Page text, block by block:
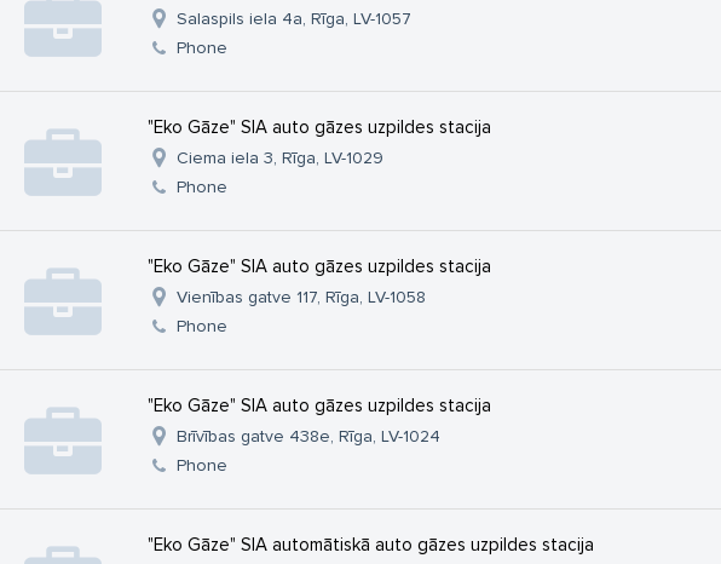
Salaspils iela 4a, Rīga, LV-1057
Phone
"Eko Gāze" SIA auto gāzes uzpildes stacija
Ciema iela 3, Rīga, LV-1029
Phone
"Eko Gāze" SIA auto gāzes uzpildes stacija
Vienības gatve 117, Rīga, LV-1058
Phone
"Eko Gāze" SIA auto gāzes uzpildes stacija
Brīvības gatve 438e, Rīga, LV-1024
Phone
"Eko Gāze" SIA automātiskā auto gāzes uzpildes stacija